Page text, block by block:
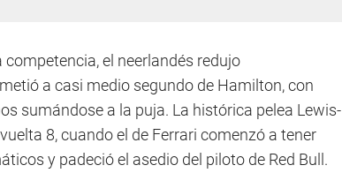
el neerlandés redujo
a casi medio segundo de Hamilton, con
sumándose a la puja. La histórica pelea Lewis-
8, cuando el de Ferrari comenzó a tener
y padeció el asedio del piloto de Red Bull.